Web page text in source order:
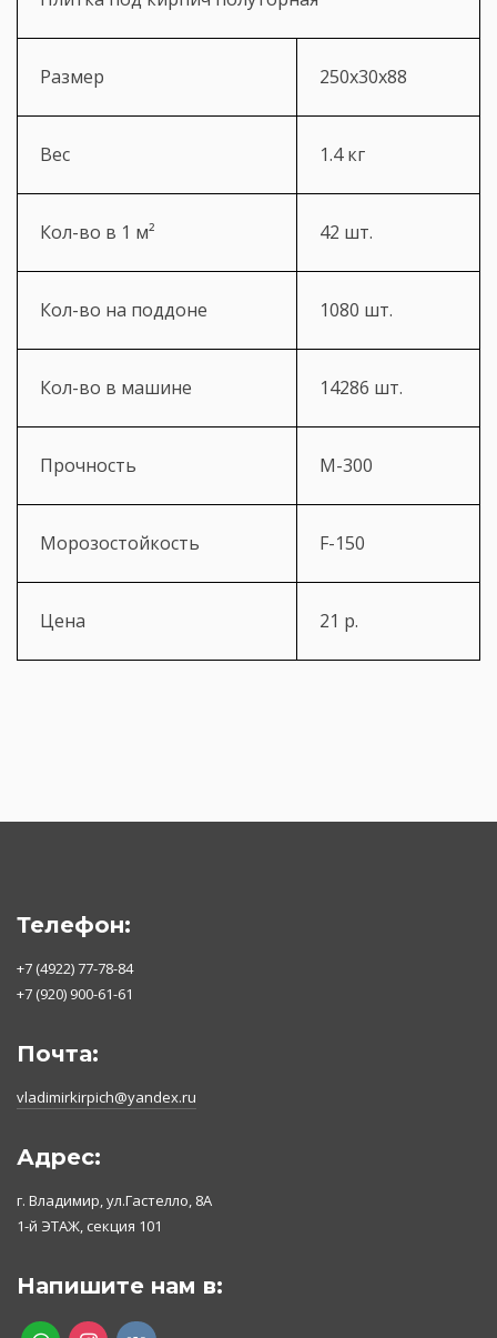
Размер 250х30х88
Вес 1.4 кг
Кол-во в 1 м² 42 шт.
Кол-во на поддоне 1080 шт.
Кол-во в машине 14286 шт.
Прочность М-300
Морозостойкость F-150
Цена 21 р.
Телефон:
+7 (4922) 77-78-84
+7 (920) 900-61-61
Почта:
vladimirkirpich@yandex.ru
Адрес:
г. Владимир, ул.Гастелло, 8А
1-й ЭТАЖ, секция 101
Напишите нам в: